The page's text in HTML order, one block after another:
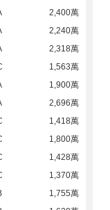
2,400萬
2,240萬
2,318萬
1,563萬
1,900萬
2,696萬
1,418萬
1,800萬
1,428萬
1,370萬
1,755萬